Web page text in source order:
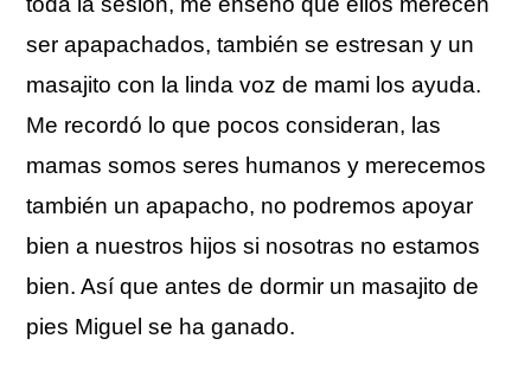
ser apapachados, también se estresan y un
masajito con la linda voz de mami los ayuda.
Me recordó lo que pocos consideran, las
mamas somos seres humanos y merecemos
también un apapacho, no podremos apoyar
bien a nuestros hijos si nosotras no estamos
bien. Así que antes de dormir un masajito de
pies Miguel se ha ganado.